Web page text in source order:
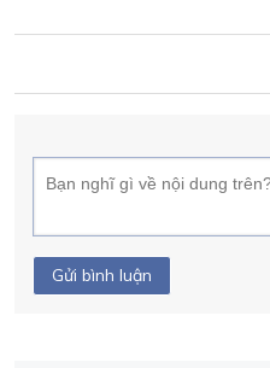
Gửi bình luận